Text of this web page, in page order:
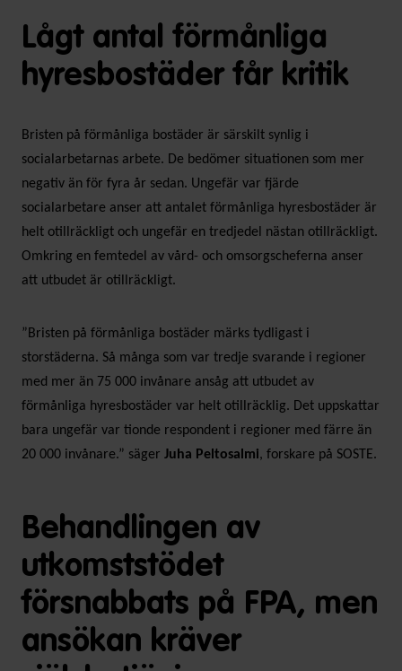
Lågt antal förmånliga
hyresbostäder får kritik
Bristen på förmånliga bostäder är särskilt synlig i
socialarbetarnas arbete. De bedömer situationen som mer
negativ än för fyra år sedan. Ungefär var fjärde
socialarbetare anser att antalet förmånliga hyresbostäder är
helt otillräckligt och ungefär en tredjedel nästan otillräckligt.
Omkring en femtedel av vård- och omsorgscheferna anser
att utbudet är otillräckligt.
”Bristen på förmånliga bostäder märks tydligast i
storstäderna. Så många som var tredje svarande i regioner
med mer än 75 000 invånare ansåg att utbudet av
förmånliga hyresbostäder var helt otillräcklig. Det uppskattar
bara ungefär var tionde respondent i regioner med färre än
20 000 invånare.” säger Juha Peltosalmi, forskare på SOSTE.
Behandlingen av
utkomststödet
försnabbats på FPA, men
ansökan kräver